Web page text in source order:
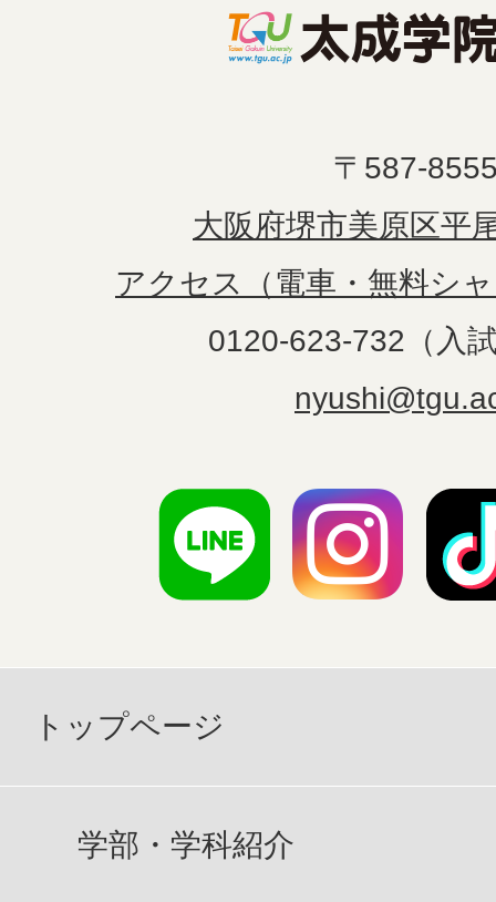
〒587-
大阪府堺市美原区平
アクセス（電車・無料シ
0120-623-732（入
トップページ
学部・学科紹介